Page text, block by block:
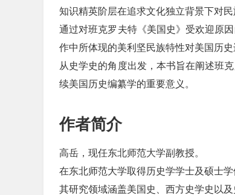
知识精英阶层在追求文化独立背景下对民
通过对班克罗夫特《美国史》受欢迎原
作中所体现的美利坚民族特性对美国历史
从史学史的角度出发，本书旨在阐述班
续美国历史编纂学的重要意义。
作者简介
高岳，现任东北师范大学副教授。
在东北师范大学取得历史学学士及硕士
其研究领域涵盖美国史、西方史学史以及